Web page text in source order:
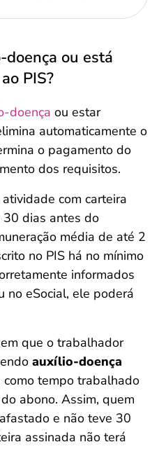
ou está
PIS?
doença ou estar
automaticamente o
o pagamento do
dos requisitos.
com carteira
dias antes do
média de até 2
no PIS há no mínimo
informados
no eSocial, ele poderá
que o trabalhador
auxílio-doença
como tempo trabalhado
abono. Assim, quem
e não teve 30
assinada não terá